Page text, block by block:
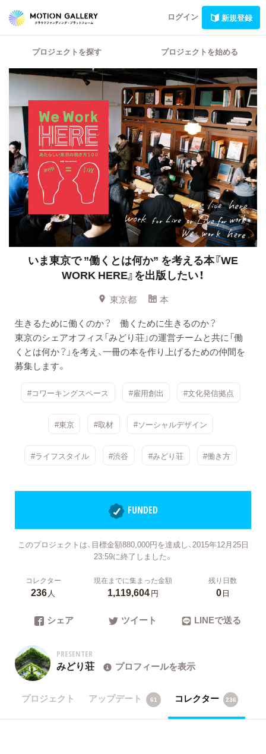
ログイン 新規登録
プロジェクトを探す プロジェクトを始める
いま東京で ”働くとは何か” を考える本『WE
WORK HERE』を出版したい！
東京都
本
生きるために働くのか？ 働くために生きるのか？
東京のシェアオフィス「みどり荘」の運営チームと共に「働
くとは何か？」を考え、一冊の本を作り上げるための仲間を
募集します。
#コワーキングスペース #雇用創出 #文化発信拠点
#東京 #取材 #ソーシャルデザイン
#ライフスタイル #渋谷 #みどり荘 #働き方
FUNDED
このプロジェクトは、目標金額880,000円を達成し、2015年12月25日
23:59に終了しました。
コレクター
236人
現在までに集まった金額
1,119,604円
残り日数
0日
シェア ツイート LINEで送る
PRESENTER
みどり荘 プロフィールを表示
プロジェクト アップデート 61 コレクター 236